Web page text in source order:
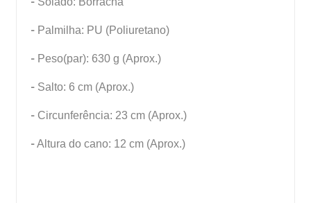
- Palmilha: PU (Poliuretano)
- Peso(par): 630 g (Aprox.)
- Salto: 6 cm (Aprox.)
- Circunferência: 23 cm (Aprox.)
-Altura do cano: 12 cm (Aprox.)